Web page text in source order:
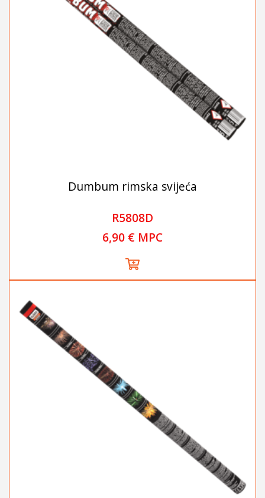
Dumbum rimska svijeća
R5808D
6,90 € MPC